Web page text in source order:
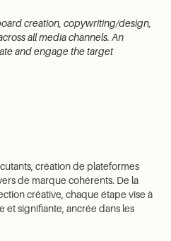
creation, copywriting/design,
all media channels. An
and engage the target
création de plateformes
de marque cohérents. De la
créative, chaque étape vise à
signifiante, ancrée dans les